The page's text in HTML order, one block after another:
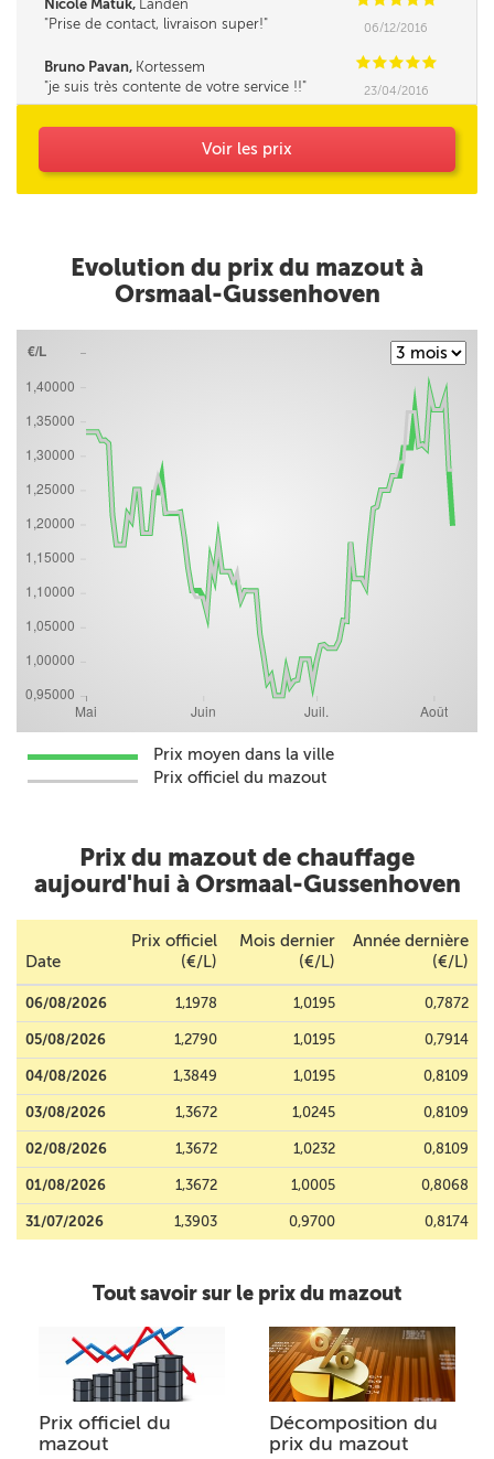
Nicole Matuk, Landen
Prise de contact, livraison super!
06/12/2016
Bruno Pavan, Kortessem CCCCC
je suis très contente de votre service !!
23/04/2016
Voir les prix
Evolution du prix du mazout à
Orsmaal-Gussenhoven
Prix moyen dans la ville
Prix officiel du mazout
Prix du mazout de chauffage
aujourd'hui à Orsmaal-Gussenhoven
Date
Prix officiel
(€/L)
Mois dernier
(€/L)
Année dernière
(€/L)
06/08/2026 1,1978 1,0195 0,7872
05/08/2026 1,2790 1,0195 0,7914
04/08/2026 1,3849 1,0195 0,8109
03/08/2026 1,3672 1,0245 0,8109
02/08/2026 1,3672 1,0232 0,8109
01/08/2026 1,3672 1,0005 0,8068
31/07/2026 1,3903 0,9700 0,8174
Tout savoir sur le prix du mazout
Prix officiel du
mazout
Décomposition du
prix du mazout